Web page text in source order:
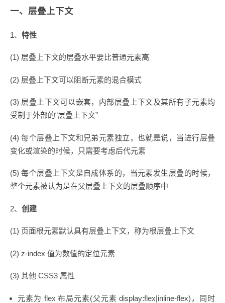
一、层叠上下文
1、 特性
(1) 层叠上下文的层叠水平要比普通元素高
(2) 层叠上下文可以阻断元素的混合模式
(3) 层叠上下文可以嵌套，内部层叠上下文及其所有子元素均
受制于外部的“层叠上下文”
(4) 每个层叠上下文和兄弟元素独立，也就是说，当进行层叠
变化或渲染的时候，只需要考虑后代元素
(5) 每个层叠上下文是自成体系的，当元素发生层叠的时候，
整个元素被认为是在父层叠上下文的层叠顺序中
2、 创建
(1) 页面根元素默认具有层叠上下文，称为根层叠上下文
(2) z-index 值为数值的定位元素
(3) 其他 CSS3 属性
元素为 flex 布局元素(父元素 display:flex|inline-flex)，同时